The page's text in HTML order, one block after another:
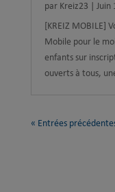
par Kreiz23 Juin
[KREIZ MOBILE]
Mobile pour le
enfants sur
ouverts à tous,
« Entrées